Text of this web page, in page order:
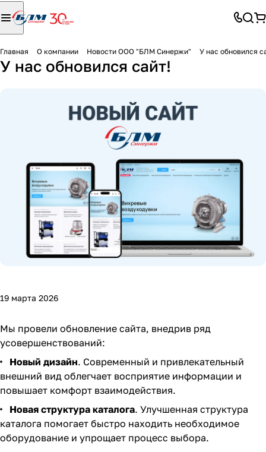
Главная О компании Новости ООО "БЛМ Синержи" У нас обновился
У нас обновился сайт!
19 марта 2026
Мы провели обновление сайта, внедрив ряд
усовершенствований:
Новый дизайн. Современный и привлекательный
внешний вид облегчает восприятие информации и
повышает комфорт взаимодействия.
Новая структура каталога. Улучшенная структура
каталога помогает быстро находить необходимое
оборудование и упрощает процесс выбора.